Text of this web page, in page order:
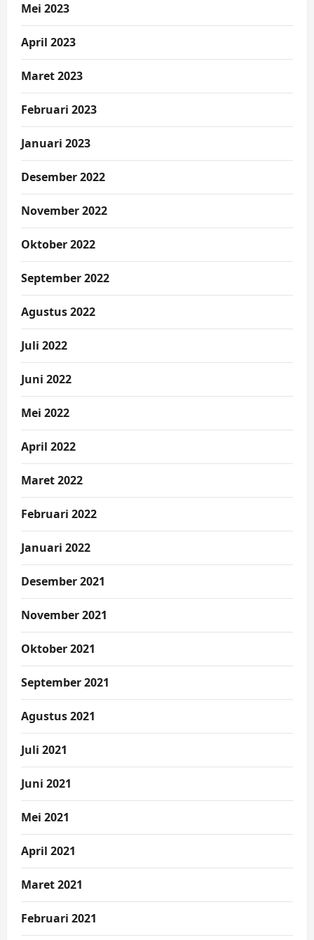
Mei 2023
April 2023
Maret 2023
Februari 2023
Januari 2023
Desember 2022
November 2022
Oktober 2022
September 2022
Agustus 2022
Juli 2022
Juni 2022
Mei 2022
April 2022
Maret 2022
Februari 2022
Januari 2022
Desember 2021
November 2021
Oktober 2021
September 2021
Agustus 2021
Juli 2021
Juni 2021
Mei 2021
April 2021
Maret 2021
Februari 2021